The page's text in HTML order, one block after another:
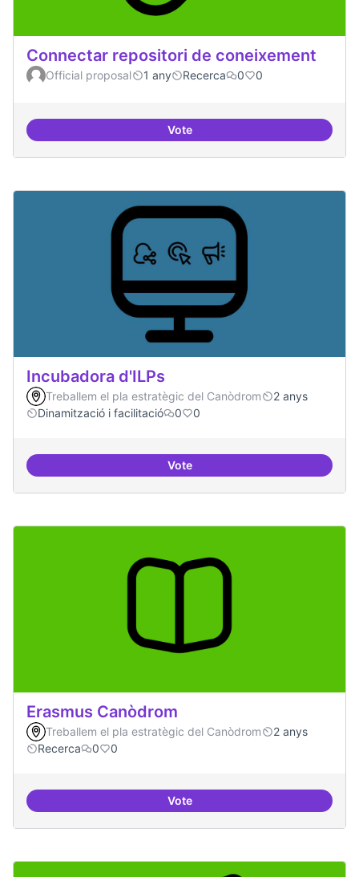
Connectar repositori de coneixement
Official proposal 1 any Recerca 0 0
VoteConnectar repositori de
Incubadora d'ILPs
Treballem el pla estratègic del Canòdrom
2 anys
Dinamització i facilitació
0 0
VoteIncubadora d'ILPs
Erasmus Canòdrom
Treballem el pla estratègic del Canòdrom
2 anys
Recerca
0 0
VoteErasmus Canòdrom